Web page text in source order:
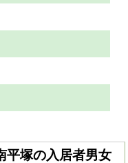
平塚の入居者男女